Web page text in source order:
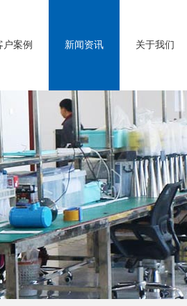
户案例 新闻资讯 关于我们